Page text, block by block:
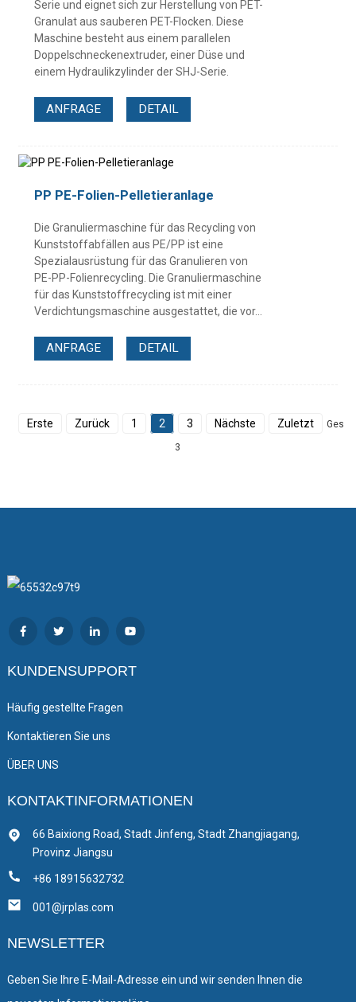
Serie und eignet sich zur Herstellung von PET-
Granulat aus sauberen PET-Flocken. Diese
Maschine besteht aus einem parallelen
Doppelschneckenextruder, einer Düse und
einem Hydraulikzylinder der SHJ-Serie.
ANFRAGE DETAIL
PP PE-Folien-Pelletieranlage
Die Granuliermaschine für das Recycling von
Kunststoffabfällen aus PE/PP ist eine
Spezialausrüstung für das Granulieren von
PE-PP-Folienrecycling. Die Granuliermaschine
für das Kunststoffrecycling ist mit einer
Verdichtungsmaschine ausgestattet, die vor...
ANFRAGE DETAIL
Erste Zurück 1 2 3 Nächste Zuletzt
3
KUNDENSUPPORT
Häufig gestellte Fragen
Kontaktieren Sie uns
ÜBER UNS
KONTAKTINFORMATIONEN
66 Baixiong Road, Stadt Jinfeng, Stadt Zhangjiagang,
Provinz Jiangsu
+86 18915632732
001@jrplas.com
NEWSLETTER
Geben Sie Ihre E-Mail-Adresse ein und wir senden Ihnen die